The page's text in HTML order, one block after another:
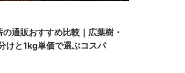
の通販おすすめ比較｜広葉樹・
けと1kg単価で選ぶコスパ